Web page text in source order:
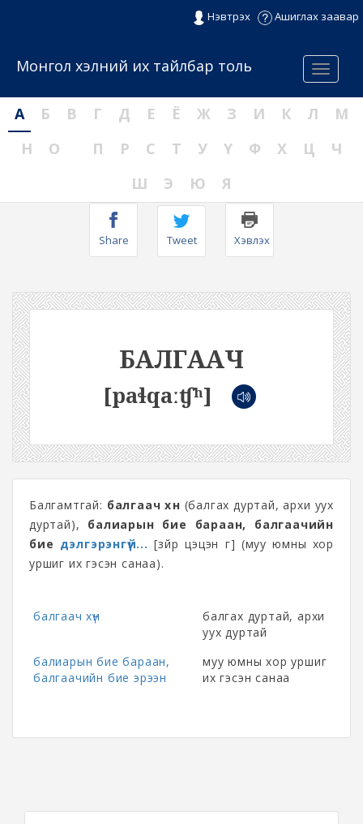
Нэвтрэх Ашиглах заавар
Menu
Монгол хэлний их тайлбар толь
А Б В Г Д Е Ё Ж З И К Л
М
Н
О П Р С Т У Ү Ф Х Ц
Ч
Ш
Э Ю Я
Share Tweet Хэвлэх
БАЛГААЧ
[paɬqaːʧʰ]
Балгамтгай: балгаач хүн (балгах дуртай, архи уух
дуртай), балиарын бие бараан, балгаачийн
бие дэлгэрэнгүй... [зүйр цэцэн үг] (муу юмны хор
уршиг их гэсэн санаа).
балгаач хүн
балгах дуртай, архи
уух дуртай
балиарын бие бараан,
балгаачийн бие эрээн
муу юмны хор уршиг
их гэсэн санаа